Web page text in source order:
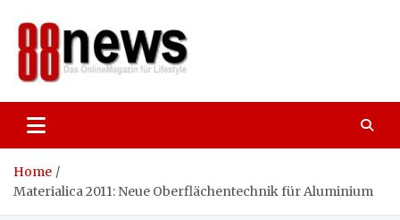
content
Home
Materialica 2011: Neue Oberflächentechnik für Aluminium